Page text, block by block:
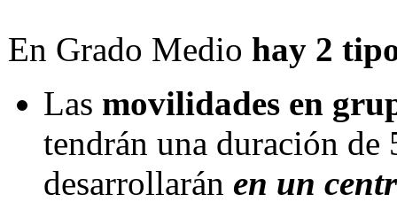
En Grado Medio hay 2
Las movilidades en
tendrán una duración de
desarrollarán en un